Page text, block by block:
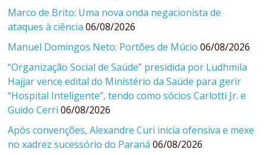
Marco de Brito: Uma nova onda negacionista de
ataques à ciência 06/08/2026
Manuel Domingos Neto: Portões de Múcio 06/08/2026
“Organização Social de Saúde” presidida por Ludhmila
Hajjar vence edital do Ministério da Saúde para gerir
“Hospital Inteligente”, tendo como sócios Carlotti Jr. e
Guido Cerri 06/08/2026
Após convenções, Alexandre Curi inicia ofensiva e mexe
no xadrez sucessório do Paraná 06/08/2026